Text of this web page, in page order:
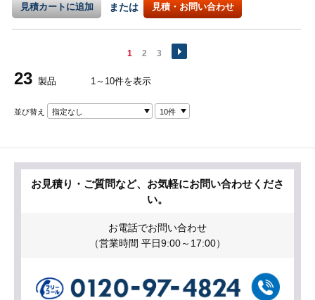
見積カートに追加 または 見積・お問い合わせ
1 2 3
23 製品 1～10件を表示
並び替え 指定なし 10件
お見積り・ご質問など、お気軽にお問い合わせくださ
い。
お電話でお問い合わせ
（営業時間 平日9:00～17:00）